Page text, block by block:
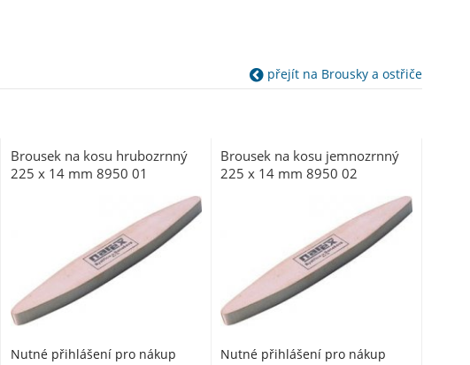
přejít na Brousky a ostřiče
Brousek na kosu hrubozrnný
225 x 14 mm 8950 01
Nutné přihlášení pro nákup
Brousek na kosu jemnozrnný
225 x 14 mm 8950 02
Nutné přihlášení pro nákup